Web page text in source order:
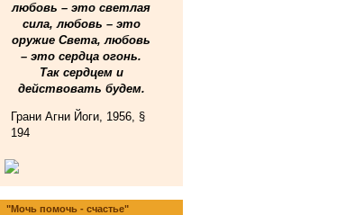
любовь – это светлая
сила, любовь – это
оружие Света, любовь
– это сердца огонь.
Так сердцем и
действовать будем.
Грани Агни Йоги, 1956, §
194
"Мочь помочь - счастье"